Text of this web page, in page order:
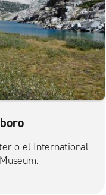
o el International